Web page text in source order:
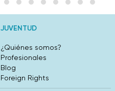
JUVENTUD
¿Quiénes somos?
Profesionales
Blog
Foreign Rights